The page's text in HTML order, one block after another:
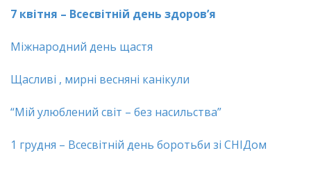
7 квітня – Всесвітній день здоров’я
Міжнародний день щастя
Щасливі , мирні весняні канікули
“Мій улюблений світ – без насильства”
1 грудня – Всесвітній день боротьби зі СНІДом